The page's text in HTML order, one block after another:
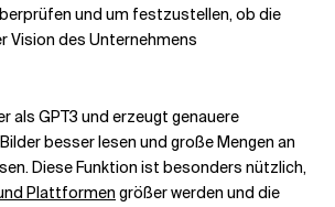
und um festzustellen, ob die
Vision des Unternehmens
als GPT3 und erzeugt genauere
besser lesen und große Mengen an
Diese Funktion ist besonders nützlich,
Plattformen größer werden und die